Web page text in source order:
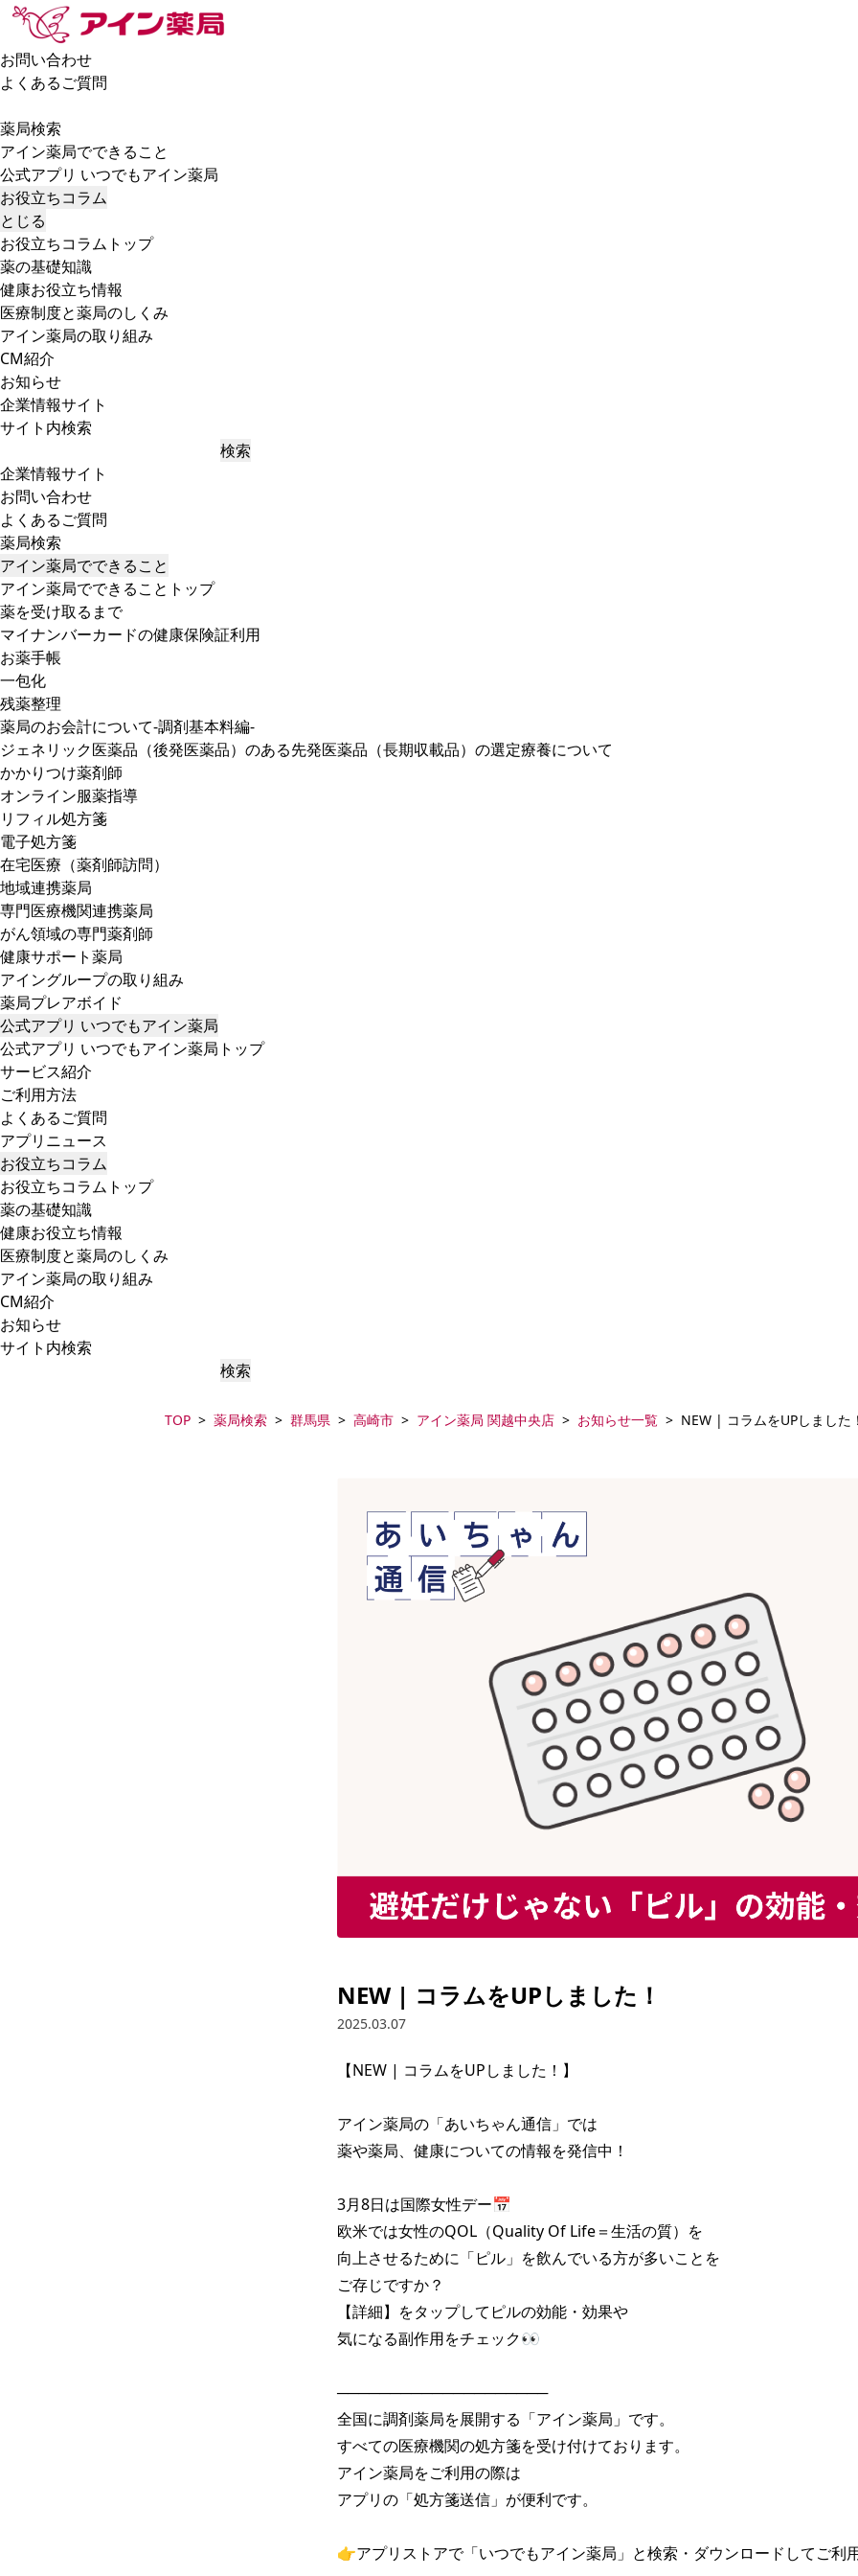
お問い合わせ
よくあるご質問
薬局検索
アイン薬局でできること
公式アプリ いつでもアイン薬局
お役立ちコラム
とじる
お役立ちコラムトップ
薬の基礎知識
健康お役立ち情報
医療制度と薬局のしくみ
アイン薬局の取り組み
CM紹介
お知らせ
企業情報サイト
サイト内検索
検索
企業情報サイト
お問い合わせ
よくあるご質問
薬局検索
アイン薬局でできること
アイン薬局でできることトップ
薬を受け取るまで
マイナンバーカードの健康保険証利用
お薬手帳
一包化
残薬整理
薬局のお会計について-調剤基本料編-
ジェネリック医薬品（後発医薬品）のある先発医薬品（長期収載品）の選定療養について
かかりつけ薬剤師
オンライン服薬指導
リフィル処方箋
電子処方箋
在宅医療（薬剤師訪問）
地域連携薬局
専門医療機関連携薬局
がん領域の専門薬剤師
健康サポート薬局
アイングループの取り組み
薬局プレアボイド
公式アプリ いつでもアイン薬局
公式アプリ いつでもアイン薬局トップ
サービス紹介
ご利用方法
よくあるご質問
アプリニュース
お役立ちコラム
お役立ちコラムトップ
薬の基礎知識
健康お役立ち情報
医療制度と薬局のしくみ
アイン薬局の取り組み
CM紹介
お知らせ
サイト内検索
検索
TOP 薬局検索 群馬県 高崎市 アイン薬局 関越中央店 お知らせ一覧 NEW | コラムをUPしました
NEW | コラムをUPしました！
2025.03.07
【NEW | コラムをUPしました！】
アイン薬局の「あいちゃん通信」では
薬や薬局、健康についての情報を発信中！
3月8日は国際女性デー📅
欧米では女性のQOL（Quality Of Life＝生活の質）を
向上させるために「ピル」を飲んでいる方が多いことを
ご存じですか？
【詳細】をタップしてピルの効能・効果や
気になる副作用をチェック👀
────────────────────
全国に調剤薬局を展開する「アイン薬局」です。
すべての医療機関の処方箋を受け付けております。
アイン薬局をご利用の際は
アプリの「処方箋送信」が便利です。
👉アプリストアで「いつでもアイン薬局」と検索・ダウンロードしてご利